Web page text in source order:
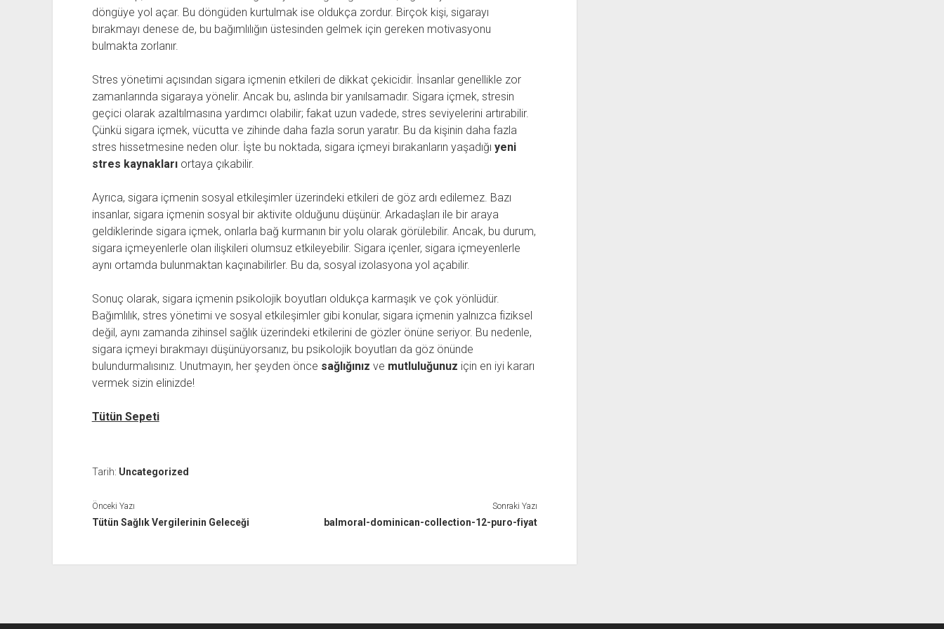
döngüye yol açar. Bu döngüden kurtulmak ise oldukça zordur. Birçok kişi, sigarayı
bırakmayı denese de, bu bağımlılığın üstesinden gelmek için gereken motivasyonu
bulmakta zorlanır.
Stres yönetimi açısından sigara içmenin etkileri de dikkat çekicidir. İnsanlar genellikle zor
zamanlarında sigaraya yönelir. Ancak bu, aslında bir yanılsamadır. Sigara içmek, stresin
geçici olarak azaltılmasına yardımcı olabilir; fakat uzun vadede, stres seviyelerini artırabilir.
Çünkü sigara içmek, vücutta ve zihinde daha fazla sorun yaratır. Bu da kişinin daha fazla
stres hissetmesine neden olur. İşte bu noktada, sigara içmeyi bırakanların yaşadığı yeni
stres kaynaklarıortaya çıkabilir.
Ayrıca, sigara içmenin sosyal etkileşimler üzerindeki etkileri de göz ardı edilemez. Bazı
insanlar, sigara içmenin sosyal bir aktivite olduğunu düşünür. Arkadaşları ile bir araya
geldiklerinde sigara içmek, onlarla bağ kurmanın bir yolu olarak görülebilir. Ancak, bu durum,
sigara içmeyenlerle olan ilişkileri olumsuz etkileyebilir. Sigara içenler, sigara içmeyenlerle
aynı ortamda bulunmaktan kaçınabilirler. Bu da, sosyal izolasyona yol açabilir.
Sonuç olarak, sigara içmenin psikolojik boyutları oldukça karmaşık ve çok yönlüdür.
Bağımlılık, stres yönetimi ve sosyal etkileşimler gibi konular, sigara içmenin yalnızca fiziksel
değil, aynı zamanda zihinsel sağlık üzerindeki etkilerini de gözler önüne seriyor. Bu nedenle,
sigara içmeyi bırakmayı düşünüyorsanız, bu psikolojik boyutları da göz önünde
bulundurmalısınız. Unutmayın, her şeyden önce sağlığınız ve mutluluğunuz için en iyi kararı
vermek sizin elinizde!
Tütün Sepeti
Tarih: Uncategorized
Önceki Yazı
Tütün Sağlık Vergilerinin Geleceği
Sonraki Yazı
balmoral-dominican-collection-12-puro-fiyat